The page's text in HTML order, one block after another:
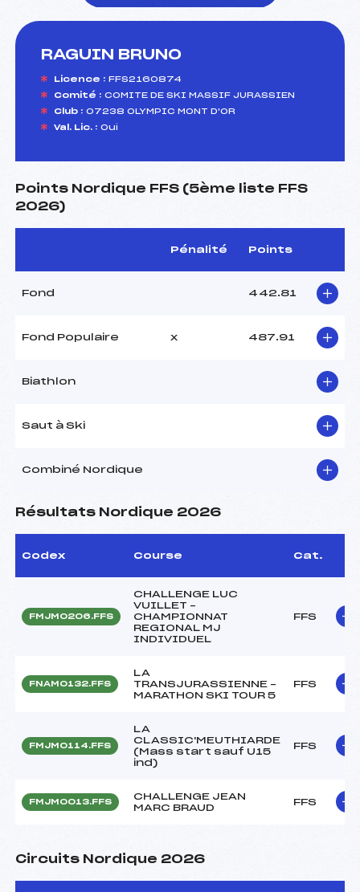
RAGUIN BRUNO
Licence : FFS2160874
Comité : COMITE DE SKI MASSIF JURASSIEN
Club : 07238 OLYMPIC MONT D'OR
Val. Lic. : Oui
Points Nordique FFS (5ème liste FFS
2026)
Pénalité Points
Fond 442.81
Fond Populaire x 487.91
Biathlon
Saut à Ski
Combiné Nordique
Résultats Nordique 2026
Codex Course Cat.
FMJM0206.FFS
CHALLENGE LUC
VUILLET –
CHAMPIONNAT
REGIONAL MJ
INDIVIDUEL
FFS
FNAM0132.FFS
LA
TRANSJURASSIENNE –
MARATHON SKI TOUR 5
FFS
FMJM0114.FFS
LA
CLASSIC'MEUTHIARDE
(Mass start sauf U15
ind)
FFS
FMJM0013.FFS
CHALLENGE JEAN
MARC BRAUD
FFS
Circuits Nordique 2026